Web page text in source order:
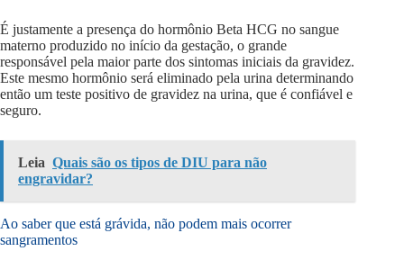
É justamente a presença do hormônio Beta HCG no sangue
materno produzido no início da gestação, o grande
responsável pela maior parte dos sintomas iniciais da gravidez.
Este mesmo hormônio será eliminado pela urina determinando
então um teste positivo de gravidez na urina, que é confiável e
seguro.
Leia Quais são os tipos de DIU para não
engravidar?
Ao saber que está grávida, não podem mais ocorrer
sangramentos